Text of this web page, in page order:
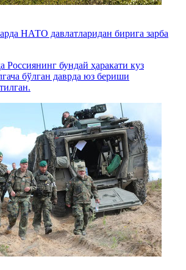
НАТО давлатларидан бирига зарба
Россиянинг бундай ҳаракати куз
бўлган даврда юз бериши